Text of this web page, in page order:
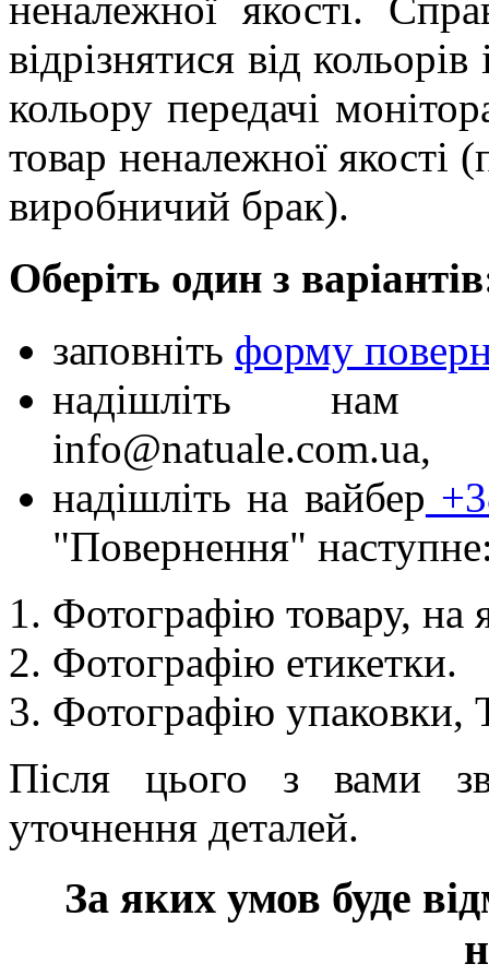
відрізнятися від
кольору передачі
товар неналежної якості
виробничий брак).
Оберіть один з
заповніть форму
надішліть нам
info@natuale.com.ua,
надішліть на вайбер
"Повернення"
Фотографію товару,
Фотографію етикетки.
Фотографію
Після цього з вами
уточнення деталей.
За яких умов буде